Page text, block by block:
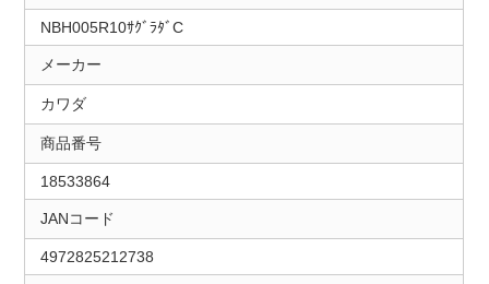
NBH005R10ｻｸﾞﾗﾀﾞC
メーカー
カワダ
商品番号
18533864
JANコード
4972825212738